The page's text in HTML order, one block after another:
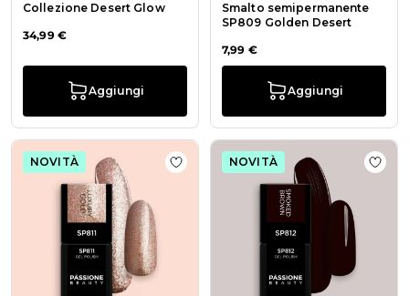
Collezione Desert Glow
34,99 €
Aggiungi
Smalto semipermanente
SP809 Golden Desert
7,99 €
Aggiungi
NOVITÀ Aggiungi alla wishlist Smalto
NOVITÀ